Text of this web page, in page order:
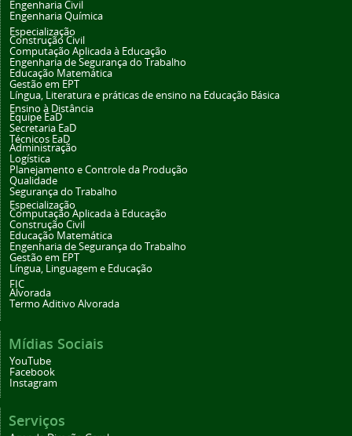
Engenharia Civil
Engenharia Química
Especialização
Construção Civil
Computação Aplicada à Educação
Engenharia de Segurança do Trabalho
Educação Matemática
Gestão em EPT
Língua, Literatura e práticas de ensino na Educação Básica
Ensino à Distância
Equipe EaD
Secretaria EaD
Técnicos EaD
Administração
Logística
Planejamento e Controle da Produção
Qualidade
Segurança do Trabalho
Especialização
Computação Aplicada à Educação
Construção Civil
Educação Matemática
Engenharia de Segurança do Trabalho
Gestão em EPT
Língua, Linguagem e Educação
FIC
Alvorada
Termo Aditivo Alvorada
Mídias Sociais
YouTube
Facebook
Instagram
Serviços